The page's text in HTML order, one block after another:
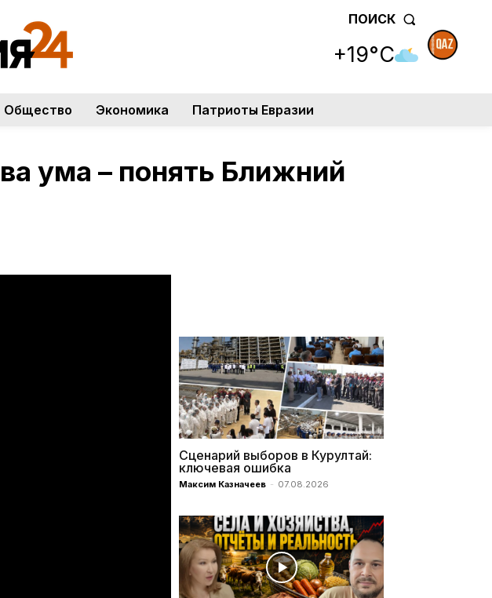
ПОИСК
+19°C
Общество Экономика Патриоты Евразии
ума – понять Ближний
Сценарий выборов в Курултай:
ключевая ошибка
Максим Казначеев - 07.08.2026